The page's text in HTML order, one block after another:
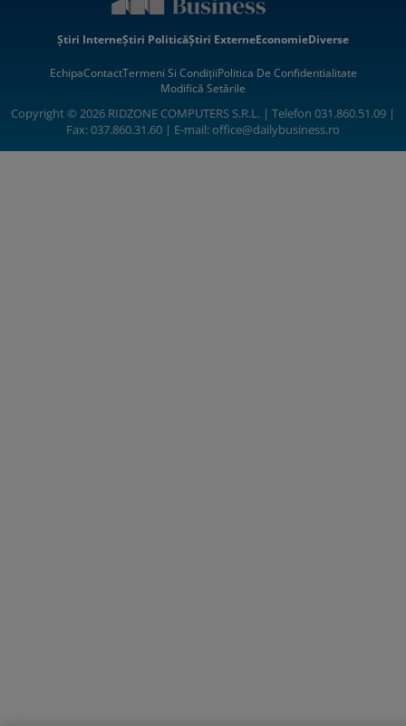
Știri InterneȘtiri PoliticăȘtiri ExterneEconomieDiverse
EchipaContactTermeni Si CondițiiPolitica De Confidentialitate
Modifică Setările
Copyright © 2026 RIDZONE COMPUTERS S.R.L. | Telefon 031.860.51.09 |
Fax: 037.860.31.60 | E-mail:office@dailybusiness.ro